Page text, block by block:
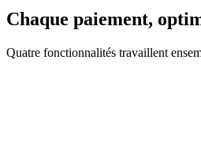
Chaque paiement,
Quatre fonctionnalités travaillent